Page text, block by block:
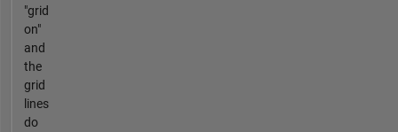
"grid
on"
and
the
grid
lines
do